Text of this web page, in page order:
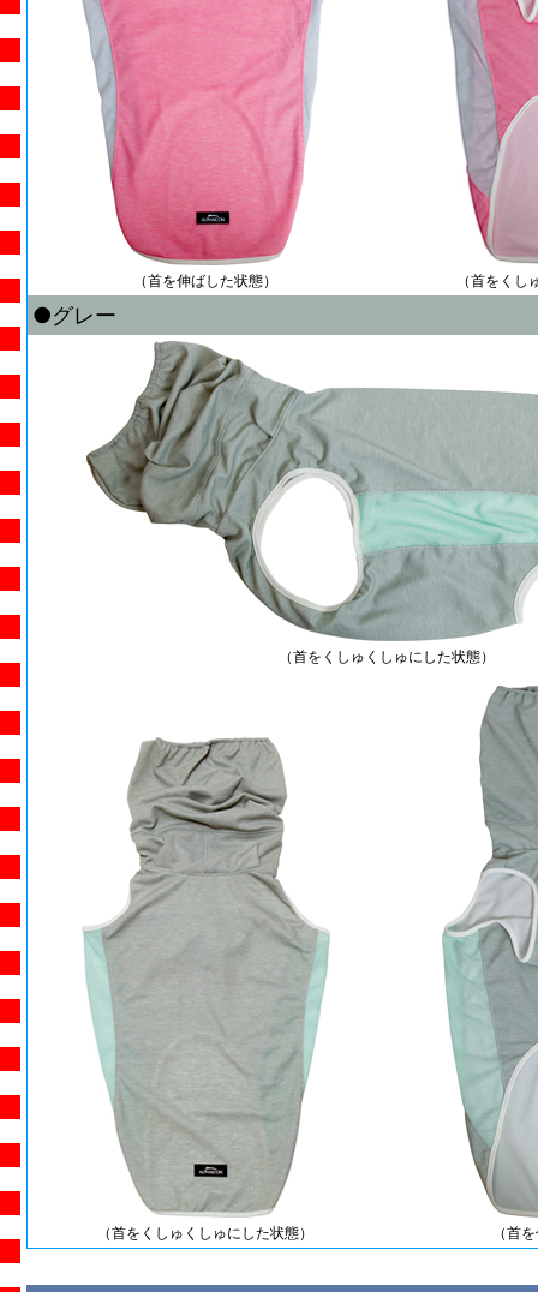
（首を伸ばした状態） （首をく
●グレー
（首をくしゅくしゅにした状態）
（首をくしゅくしゅにした状態） （首